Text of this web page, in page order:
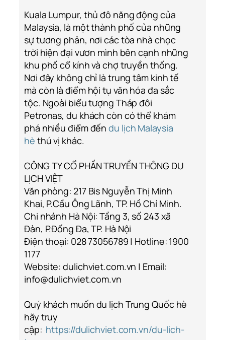
Kuala Lumpur, thủ đô năng động của
Malaysia, là một thành phố của những
sự tương phản, nơi các tòa nhà chọc
trời hiện đại vươn mình bên cạnh những
khu phố cổ kính và chợ truyền thống.
Nơi đây không chỉ là trung tâm kinh tế
mà còn là điểm hội tụ văn hóa đa sắc
tộc. Ngoài biểu tượng Tháp đôi
Petronas, du khách còn có thể khám
phá nhiều điểm đếndu lịch Malaysia
hè thú vị khác.
CÔNG TY CỔ PHẦN TRUYỀN THÔNG DU
LỊCH VIỆT
Văn phòng: 217 Bis Nguyễn Thị Minh
Khai, P.Cầu Ông Lãnh, TP. Hồ Chí Minh.
Chi nhánh Hà Nội: Tầng 3, số 243 xã
Đàn, P.Đống Đa, TP. Hà Nội
Điện thoại: 028 73056789 | Hotline: 1900
1177
Website: dulichviet.com.vn | Email:
info@dulichviet.com.vn
Quý khách muốn du lịch Trung Quốc hè
hãy truy
cập: https://dulichviet.com.vn/du-lich-